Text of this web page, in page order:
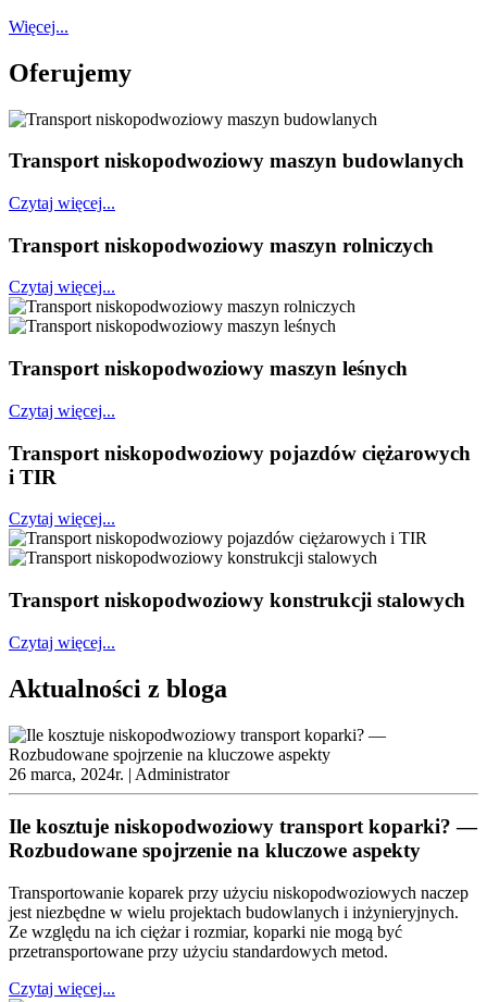
Więcej...
Oferujemy
Transport niskopodwoziowy maszyn budowlanych
Czytaj więcej...
Transport niskopodwoziowy maszyn rolniczych
Czytaj więcej...
Transport niskopodwoziowy maszyn leśnych
Czytaj więcej...
Transport niskopodwoziowy pojazdów ciężarowych
i TIR
Czytaj więcej...
Transport niskopodwoziowy konstrukcji stalowych
Czytaj więcej...
Aktualności z bloga
26 marca, 2024r. | Administrator
Ile kosztuje niskopodwoziowy transport koparki? —
Rozbudowane spojrzenie na kluczowe aspekty
Transportowanie koparek przy użyciu niskopodwoziowych naczep
jest niezbędne w wielu projektach budowlanych i inżynieryjnych.
Ze względu na ich ciężar i rozmiar, koparki nie mogą być
przetransportowane przy użyciu standardowych metod.
Czytaj więcej...